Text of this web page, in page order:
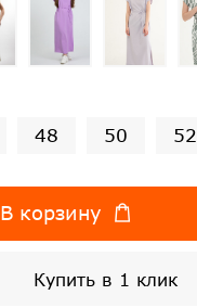
48 50 52
В корзину
Купить в 1 клик